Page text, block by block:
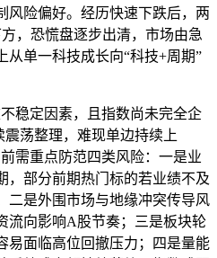
风险偏好。经历快速下跌后，两
，恐慌盘逐步出清，市场由急
从单一科技成长向“科技+周期”
稳定因素，且指数尚未完全企
荡整理，难现单边持续上
需重点防范四类风险：一是业
，部分前期热门标的若业绩不及
二是外围市场与地缘冲突传导风
流向影响A股节奏；三是板块轮
易面临高位回撤压力；四是量能